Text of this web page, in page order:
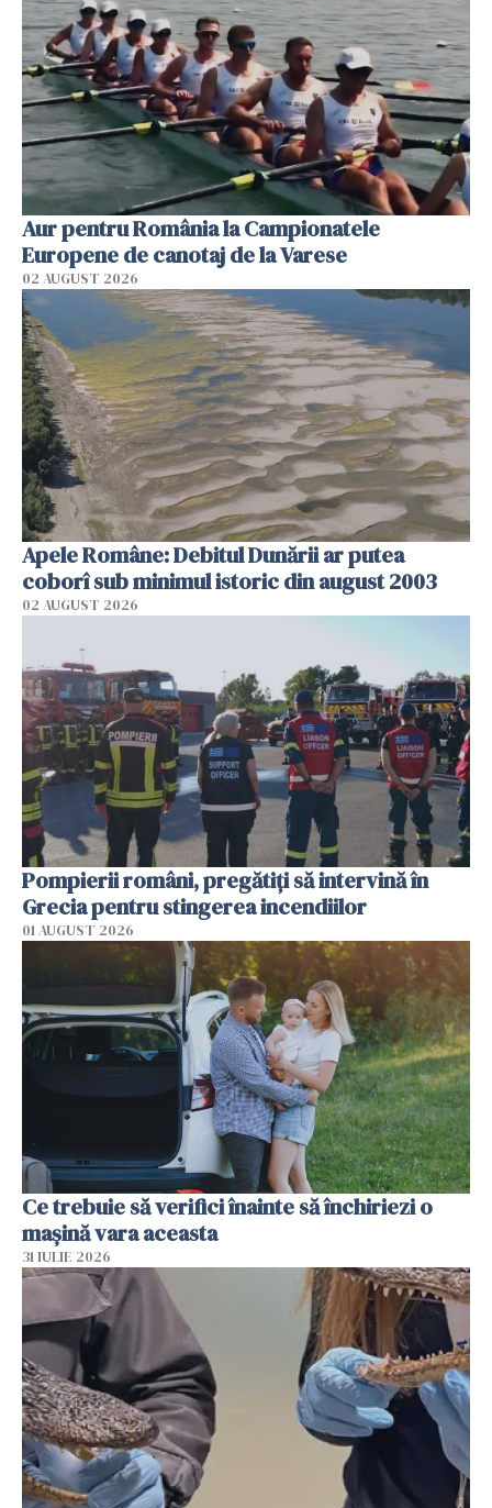
Aur pentru România la Campionatele
Europene de canotaj de la Varese
02 AUGUST 2026
Apele Române: Debitul Dunării ar putea
coborî sub minimul istoric din august 2003
02 AUGUST 2026
Pompierii români, pregătiţi să intervină în
Grecia pentru stingerea incendiilor
01 AUGUST 2026
Ce trebuie să verifici înainte să închiriezi o
mașină vara aceasta
31 IULIE 2026